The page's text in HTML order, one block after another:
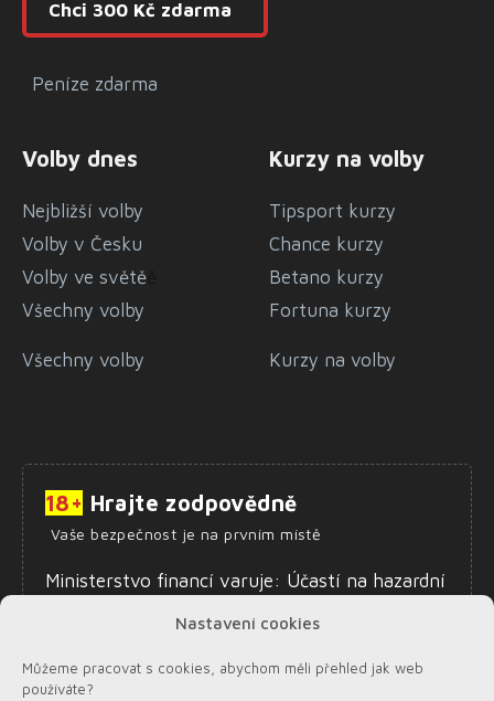
Nastavení cookies
Můžeme pracovat s cookies, abychom měli přehled jak web
používáte?
Chci 300 Kč zdarma
Peníze zdarma
Volby dnes
Nejbližší volby
Volby v Česku
Volby ve světě
Všechny volby
Všechny volby
Kurzy na volby
Tipsport kurzy
Chance kurzy
Betano kurzy
Fortuna kurzy
Kurzy na volby
18+ Hrajte zodpovědně
Vaše bezpečnost je na prvním místě
Ministerstvo financí varuje: Účastí na hazardní
osob mladších 18 let na hazardní hře.
Informace o zodpovědném hraní najdete zde